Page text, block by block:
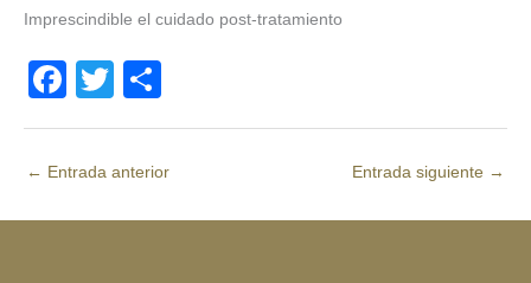
Imprescindible el cuidado post-tratamiento
F
a
b
T
wi o
ar
← Entrada anterior Entrada siguiente →